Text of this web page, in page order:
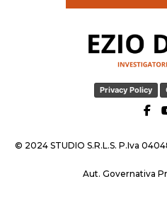
Privacy Policy
© 2024 STUDIO S.R.L.S. P.Iva
Aut. Governativa